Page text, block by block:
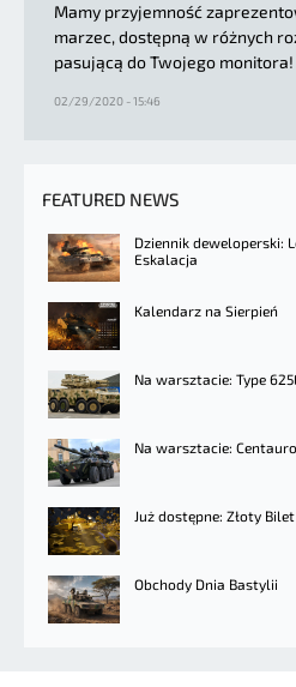
Mamy przyjemność
marzec, dostępną w różnych
pasującą do Twojego monitora!
02/29/2020 - 15:46
FEATURED NEWS
Dziennik deweloperski:
Eskalacja
Kalendarz na Sierpień
Na warsztacie: Type
Na warsztacie:
Już dostępne: Złoty Bilet
Obchody Dnia Bastylii